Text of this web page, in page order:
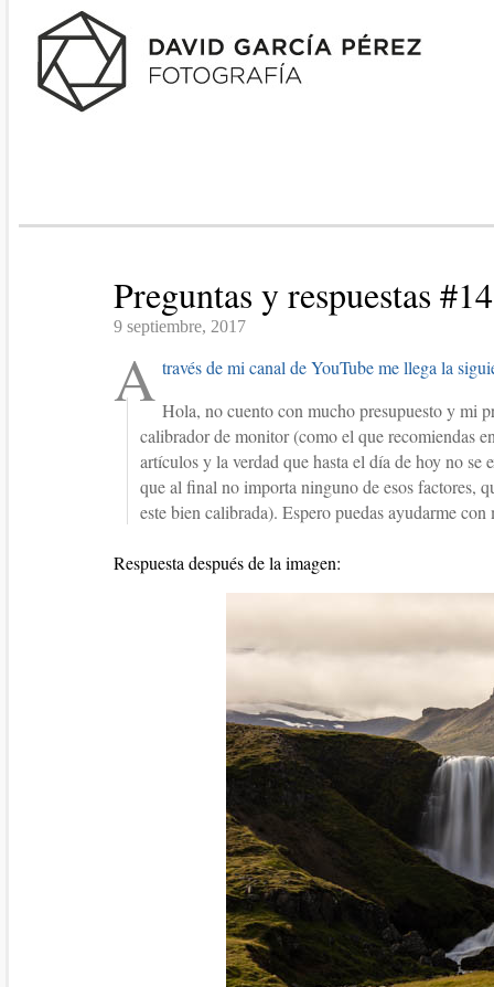
Preguntas y respuestas
9 septiembre, 2017
A través de mi canal de YouTube me llega la
Hola, no cuento con mucho presupuesto y mi
calibrador de monitor (como el que recomiendas
artículos y la verdad que hasta el día de hoy no
que al final no importa ninguno de esos factores,
este bien calibrada). Espero puedas ayudarme
Respuesta después de la imagen: